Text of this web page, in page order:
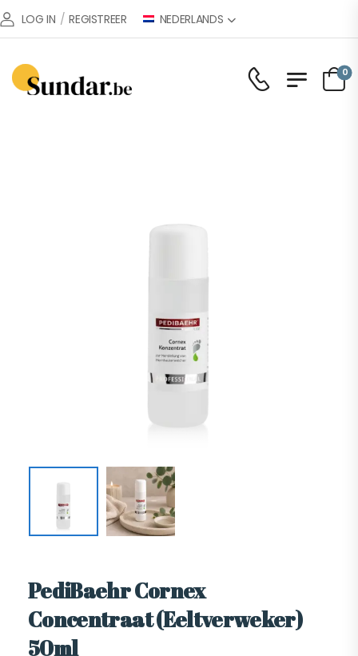
LOG IN / REGISTREER NEDERLANDS
0
PediBaehr Cornex
Concentraat (Eeltverweker)
50ml